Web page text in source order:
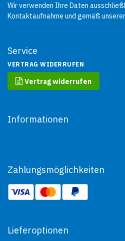
Service
VERTRAG WIDERRUFEN
Vertrag widerrufen
Informationen
Wir verwenden Ihre Daten
Kontaktaufnahme und gemäß unserer
Zahlungsmöglichkeiten
Lieferoptionen